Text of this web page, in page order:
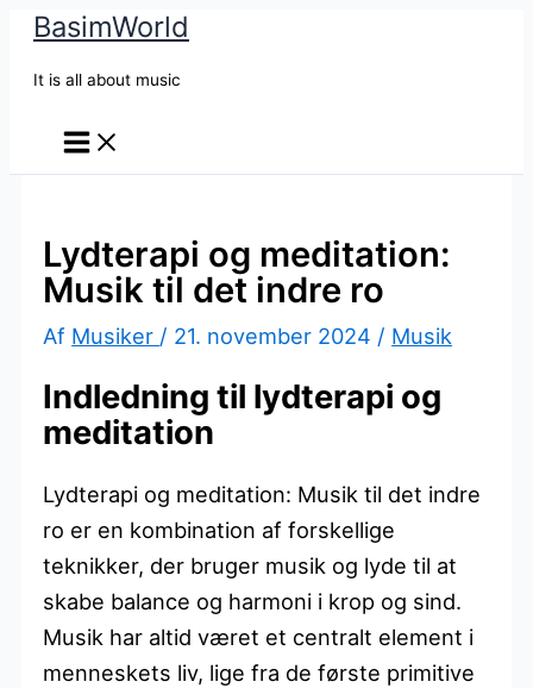
BasimWorld
It is all about music
Lydterapi og meditation:
Musik til det indre ro
Af Musiker / 21. november 2024 / Musik
Indledning til lydterapi og
meditation
Lydterapi og meditation: Musik til det indre
ro er en kombination af forskellige
teknikker, der bruger musik og lyde til at
skabe balance og harmoni i krop og sind.
Musik har altid været et centralt element i
menneskets liv, lige fra de første primitive